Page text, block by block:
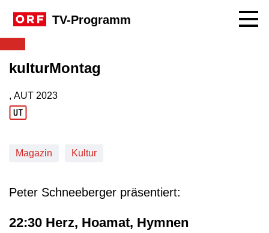
TV-Programm
kulturMontag
Produktionsland: AUT
, AUT
Produktionsjahr: 2023
2023
Magazin Kultur
Peter Schneeberger präsentiert:
22:30 Herz, Hoamat, Hymnen